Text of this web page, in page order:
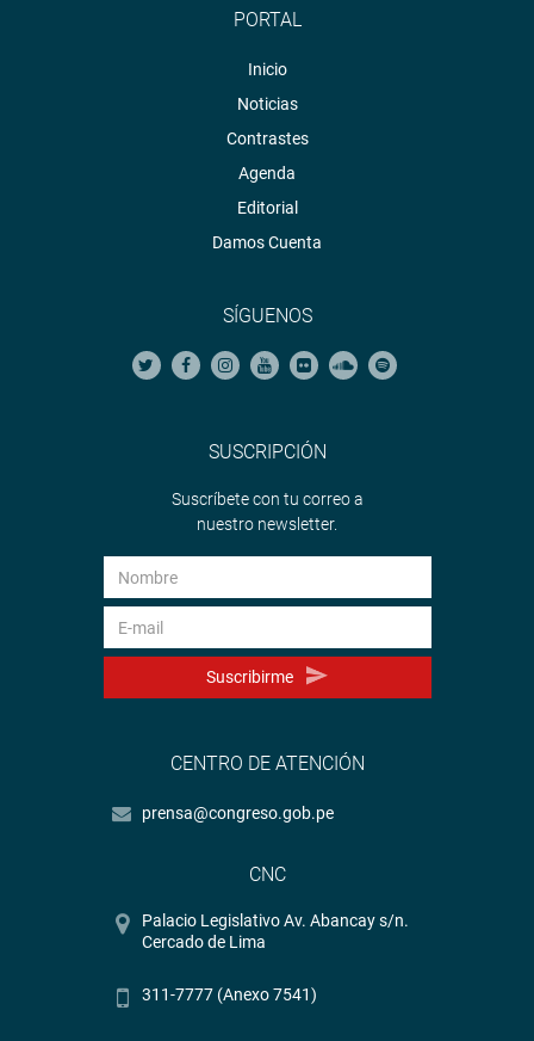
PORTAL
Inicio
Noticias
Contrastes
Agenda
Editorial
Damos Cuenta
SÍGUENOS
SUSCRIPCIÓN
Suscríbete con tu correo a
nuestro newsletter.
Suscribirme
CENTRO DE ATENCIÓN
prensa@congreso.gob.pe
CNC
Palacio Legislativo Av. Abancay s/n.
Cercado de Lima
311-7777 (Anexo 7541)